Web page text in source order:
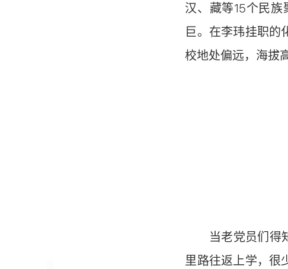
汉、藏等15个民
巨。在李玮挂职的
校地处偏远，海拔
当老党员们得知
里路往返上学，很